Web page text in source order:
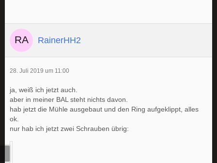
RainerHH2
28. Juli 2019 um 11:00
ja, weiß ich jetzt auch.
aber in meiner BAL steht nichts davon.
hab jetzt die Mühle ausgebaut und den Ring aufgeklippt, alles
ok.
nur hab ich jetzt zwei Schrauben übrig: